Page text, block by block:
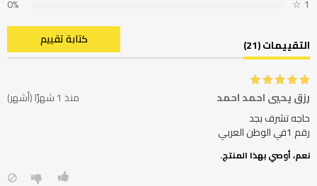
1
☆
0%
التقييمات (21) كتابة تقييم
رزق يحيي احمد احمد
منذ 1 شهرًا (أشهر)
رقم 1في الوطن العربي
نعم، أوصي بهذا المنتج.